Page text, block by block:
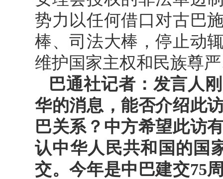
势力以任何借口对古巴
棒、司法大棒，停止动
维护国家主权和民族尊
巴通社记者：发言人
华的消息，能否介绍此
巴关系？中方希望此访
认中华人民共和国的国
交。今年是中巴建交75